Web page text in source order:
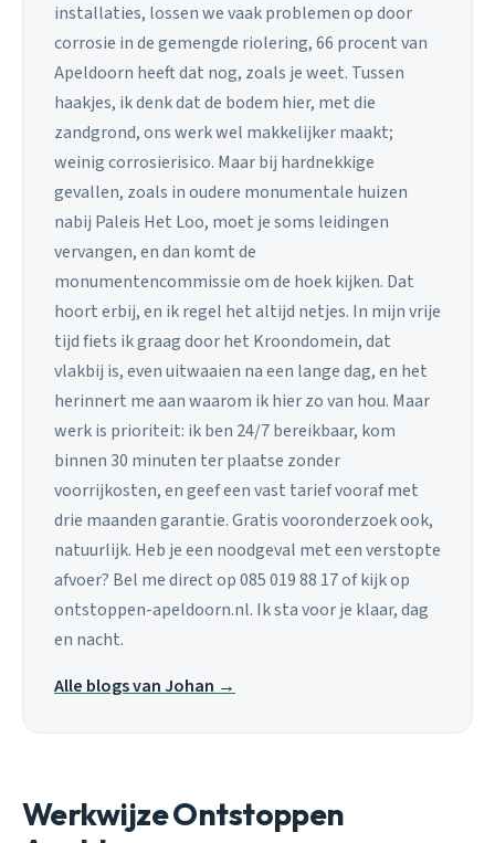
installaties, lossen we vaak problemen op door
corrosie in de gemengde riolering, 66 procent van
Apeldoorn heeft dat nog, zoals je weet. Tussen
haakjes, ik denk dat de bodem hier, met die
zandgrond, ons werk wel makkelijker maakt;
weinig corrosierisico. Maar bij hardnekkige
gevallen, zoals in oudere monumentale huizen
nabij Paleis Het Loo, moet je soms leidingen
vervangen, en dan komt de
monumentencommissie om de hoek kijken. Dat
hoort erbij, en ik regel het altijd netjes. In mijn vrije
tijd fiets ik graag door het Kroondomein, dat
vlakbij is, even uitwaaien na een lange dag, en het
herinnert me aan waarom ik hier zo van hou. Maar
werk is prioriteit: ik ben 24/7 bereikbaar, kom
binnen 30 minuten ter plaatse zonder
voorrijkosten, en geef een vast tarief vooraf met
drie maanden garantie. Gratis vooronderzoek ook,
natuurlijk. Heb je een noodgeval met een verstopte
afvoer? Bel me direct op 085 019 88 17 of kijk op
ontstoppen-apeldoorn.nl. Ik sta voor je klaar, dag
en nacht.
Alle blogs van Johan →
Werkwijze Ontstoppen